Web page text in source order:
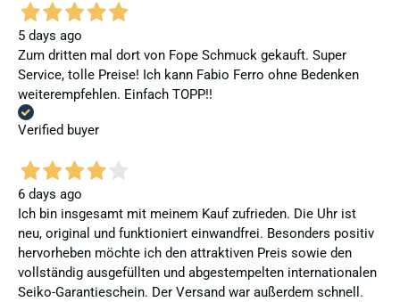
5 days ago
Zum dritten mal dort von Fope Schmuck gekauft. Super
Service, tolle Preise! Ich kann Fabio Ferro ohne Bedenken
weiterempfehlen. Einfach TOPP!!
Verified buyer
6 days ago
Ich bin insgesamt mit meinem Kauf zufrieden. Die Uhr ist
neu, original und funktioniert einwandfrei. Besonders positiv
hervorheben möchte ich den attraktiven Preis sowie den
vollständig ausgefüllten und abgestempelten internationalen
Seiko-Garantieschein. Der Versand war außerdem schnell.